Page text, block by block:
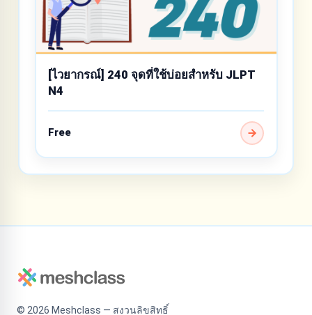
[ไวยากรณ์] 240 จุดที่ใช้บ่อยสำหรับ JLPT
N4
Free
© 2026 Meshclass — สงวนลิขสิทธิ์